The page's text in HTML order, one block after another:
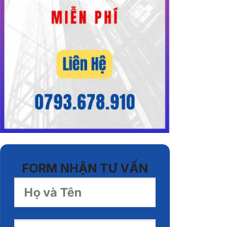
FORM NHẬN TƯ VẤN